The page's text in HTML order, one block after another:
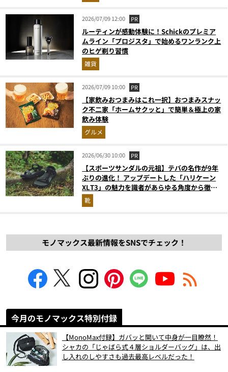
2026/07/09 12:00 PR
ルーティンが感動体験に！Schickのプレミア
ムライン「プロジスタ」で始めるワンランク上
のヒゲ剃り習慣
雑貨
2026/07/09 10:00 PR
【家飲みおつまみはこれ一択】おつまみスナッ
ク不二家「ホームサクッと」で簡単＆極上の家
飲み体験
グルメ
2026/06/30 10:00 PR
【スポーツサンダルの元祖】テバの名作が9年
ぶりの進化！ アップデートした「ハリケーン
XLT3」の魅力を識者があらゆる角度から徹底
解説！
靴
モノマックス最新情報をSNSでチェック！
今月のモノマックス特別付録
【MonoMax付録】ガバッと開いて中身が一目瞭然！
シャカの「じゃばら式４層ショルダーバッグ」は、出
し入れのしやすさも過去最高レベルだった！